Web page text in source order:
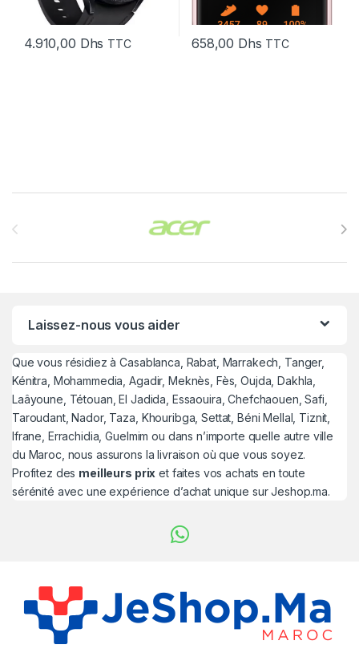
4.910,00 Dhs TTC 658,00 Dhs TTC
Laissez-nous vous aider
Que vous résidiez à Casablanca, Rabat, Marrakech, Tanger,
Kénitra, Mohammedia, Agadir, Meknès, Fès, Oujda, Dakhla,
Laâyoune, Tétouan, El Jadida, Essaouira, Chefchaouen, Safi,
Taroudant, Nador, Taza, Khouribga, Settat, Béni Mellal, Tiznit,
Ifrane, Errachidia, Guelmim ou dans n’importe quelle autre ville
du Maroc, nous assurons la livraison où que vous soyez.
Profitez des meilleurs prix et faites vos achats en toute
sérénité avec une expérience d’achat unique sur Jeshop.ma.